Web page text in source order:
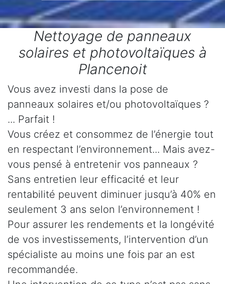
Nettoyage de panneaux
solaires et photovoltaïques à
Plancenoit
Vous avez investi dans la pose de
panneaux solaires et/ou photovoltaïques ?
... Parfait !
Vous créez et consommez de l’énergie tout
en respectant l’environnement... Mais avez-
vous pensé à entretenir vos panneaux ?
Sans entretien leur efficacité et leur
rentabilité peuvent diminuer jusqu’à 40% en
seulement 3 ans selon l’environnement !
Pour assurer les rendements et la longévité
de vos investissements, l’intervention d’un
spécialiste au moins une fois par an est
recommandée.